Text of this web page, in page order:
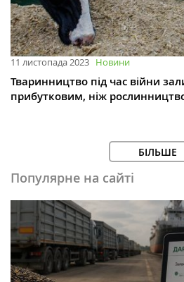
11 листопада 2023 Новини
Тваринництво під час війни
прибутковим, ніж
БІЛЬШЕ
Популярне на сайті